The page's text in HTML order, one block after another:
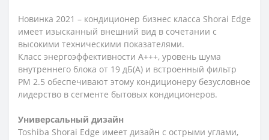
Новинка 2021 – кондиционер бизнес класса Shorai Edge
имеет изысканный внешний вид в сочетании с
высокими техническими показателями.
Класс энергоэффективности А+++, уровень шума
внутреннего блока от 19 дБ(А) и встроенный фильтр
PM 2.5 обеспечивают этому кондиционеру безусловное
лидерство в сегменте бытовых кондиционеров.
Универсальный дизайн
Toshiba Shorai Edge имеет дизайн с острыми углами,